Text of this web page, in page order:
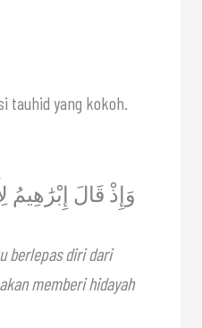
وَإِذْ قَالَ إِبْرَٰهِيمُ
berlepas diri dari
memberi hidayah